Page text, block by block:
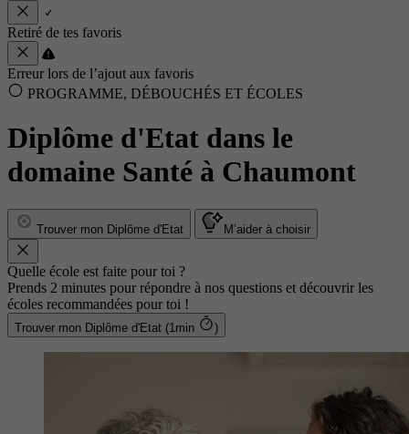
Retiré de tes favoris
Erreur lors de l’ajout aux favoris
PROGRAMME, DÉBOUCHÉS ET ÉCOLES
Diplôme d'Etat dans le
domaine Santé à Chaumont
Trouver mon Diplôme d'Etat M’aider à choisir
Quelle école est faite pour toi ?
Prends 2 minutes pour répondre à nos questions et découvrir les
écoles recommandées pour toi !
Trouver mon Diplôme d'Etat (1min )